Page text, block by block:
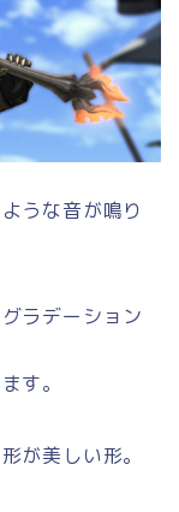
うな音が鳴り
ラデーション
す。
が美しい形。